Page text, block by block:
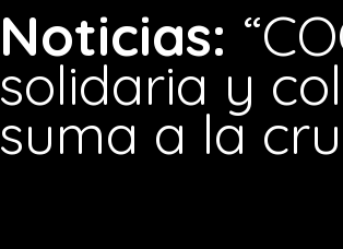
Noticias:
solidaria y
suma a la